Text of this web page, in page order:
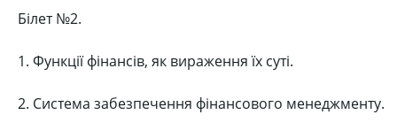
Білет №2.
1. Функції фінансів, як вираження їх суті.
2. Система забезпечення фінансового менеджменту.